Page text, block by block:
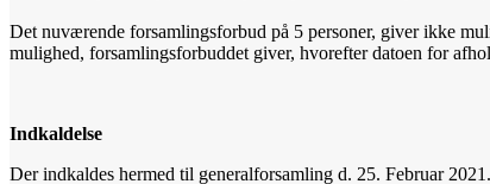
Det nuværende forsamlingsforbud på 5 personer, giver ikke
mulighed, forsamlingsforbuddet giver, hvorefter datoen for
Indkaldelse
Der indkaldes hermed til generalforsamling d. 25. Februar 2021.